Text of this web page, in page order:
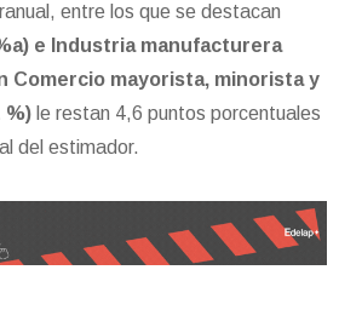
entre los que se destacan
e Industria manufacturera
Comercio mayorista, minorista y
%) le restan 4,6 puntos porcentuales
del estimador.